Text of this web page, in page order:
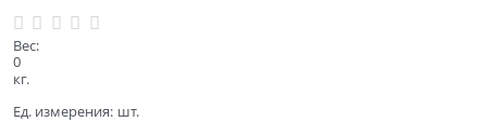
Вес:
0
кг.
Ед. измерения: шт.